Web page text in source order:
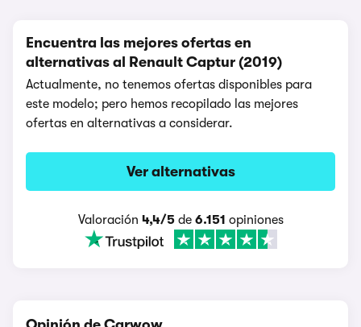
Encuentra las mejores ofertas en
alternativas al Renault Captur (2019)
Actualmente, no tenemos ofertas disponibles para
este modelo; pero hemos recopilado las mejores
ofertas en alternativas a considerar.
Ver alternativas
Valoración 4,4/5de 6.151 opiniones